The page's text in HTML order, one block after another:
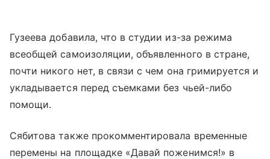
Гузеева добавила, что в студии из-за режима
всеобщей самоизоляции, объявленного в стране,
почти никого нет, в связи с чем она гримируется и
укладывается перед съемками без чьей-либо
помощи.
Сябитова также прокомментировала временные
перемены на площадке «Давай поженимся!» в